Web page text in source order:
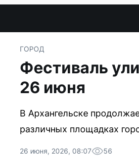
ГОРОД
Фестиваль
26 июня
В Архангельске
различных площадках
26 июня, 2026, 08:07 56